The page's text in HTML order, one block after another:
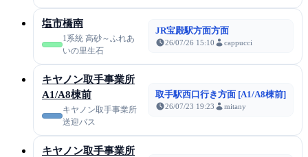
塩市橋南
1系統 高砂～ふれあ
いの里生石
JR宝殿駅方面方面
26/07/26 15:10 cappucci
キヤノン取手事業所
A1/A8棟前
キヤノン取手事業所
送迎バス
取手駅西口行き方面 [A1/A8棟前]
26/07/23 19:23 mitany
キヤノン取手事業所